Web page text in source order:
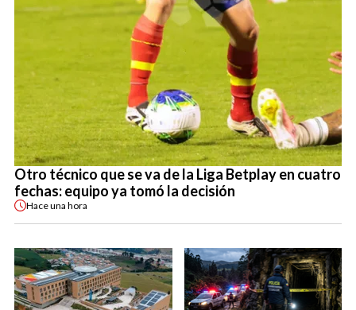
Otro técnico que se va de la Liga Betplay en cuatro
fechas: equipo ya tomó la decisión
Haceuna hora